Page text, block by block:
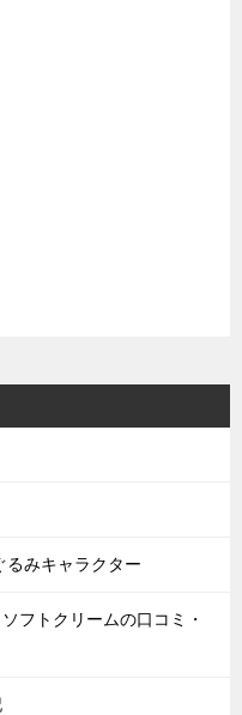
るみキャラクター
フトクリームの口コミ・